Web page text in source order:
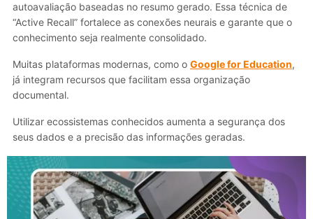
autoavaliação baseadas no resumo gerado. Essa técnica de
“Active Recall” fortalece as conexões neurais e garante que o
conhecimento seja realmente consolidado.
Muitas plataformas modernas, como o Google for Education,
já integram recursos que facilitam essa organização
documental.
Utilizar ecossistemas conhecidos aumenta a segurança dos
seus dados e a precisão das informações geradas.